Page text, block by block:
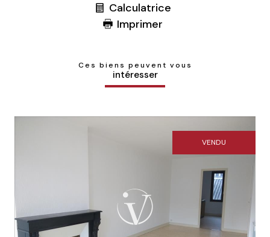
Calculatrice
Imprimer
Ces biens peuvent vous
intéresser
VENDU
Voir le bien